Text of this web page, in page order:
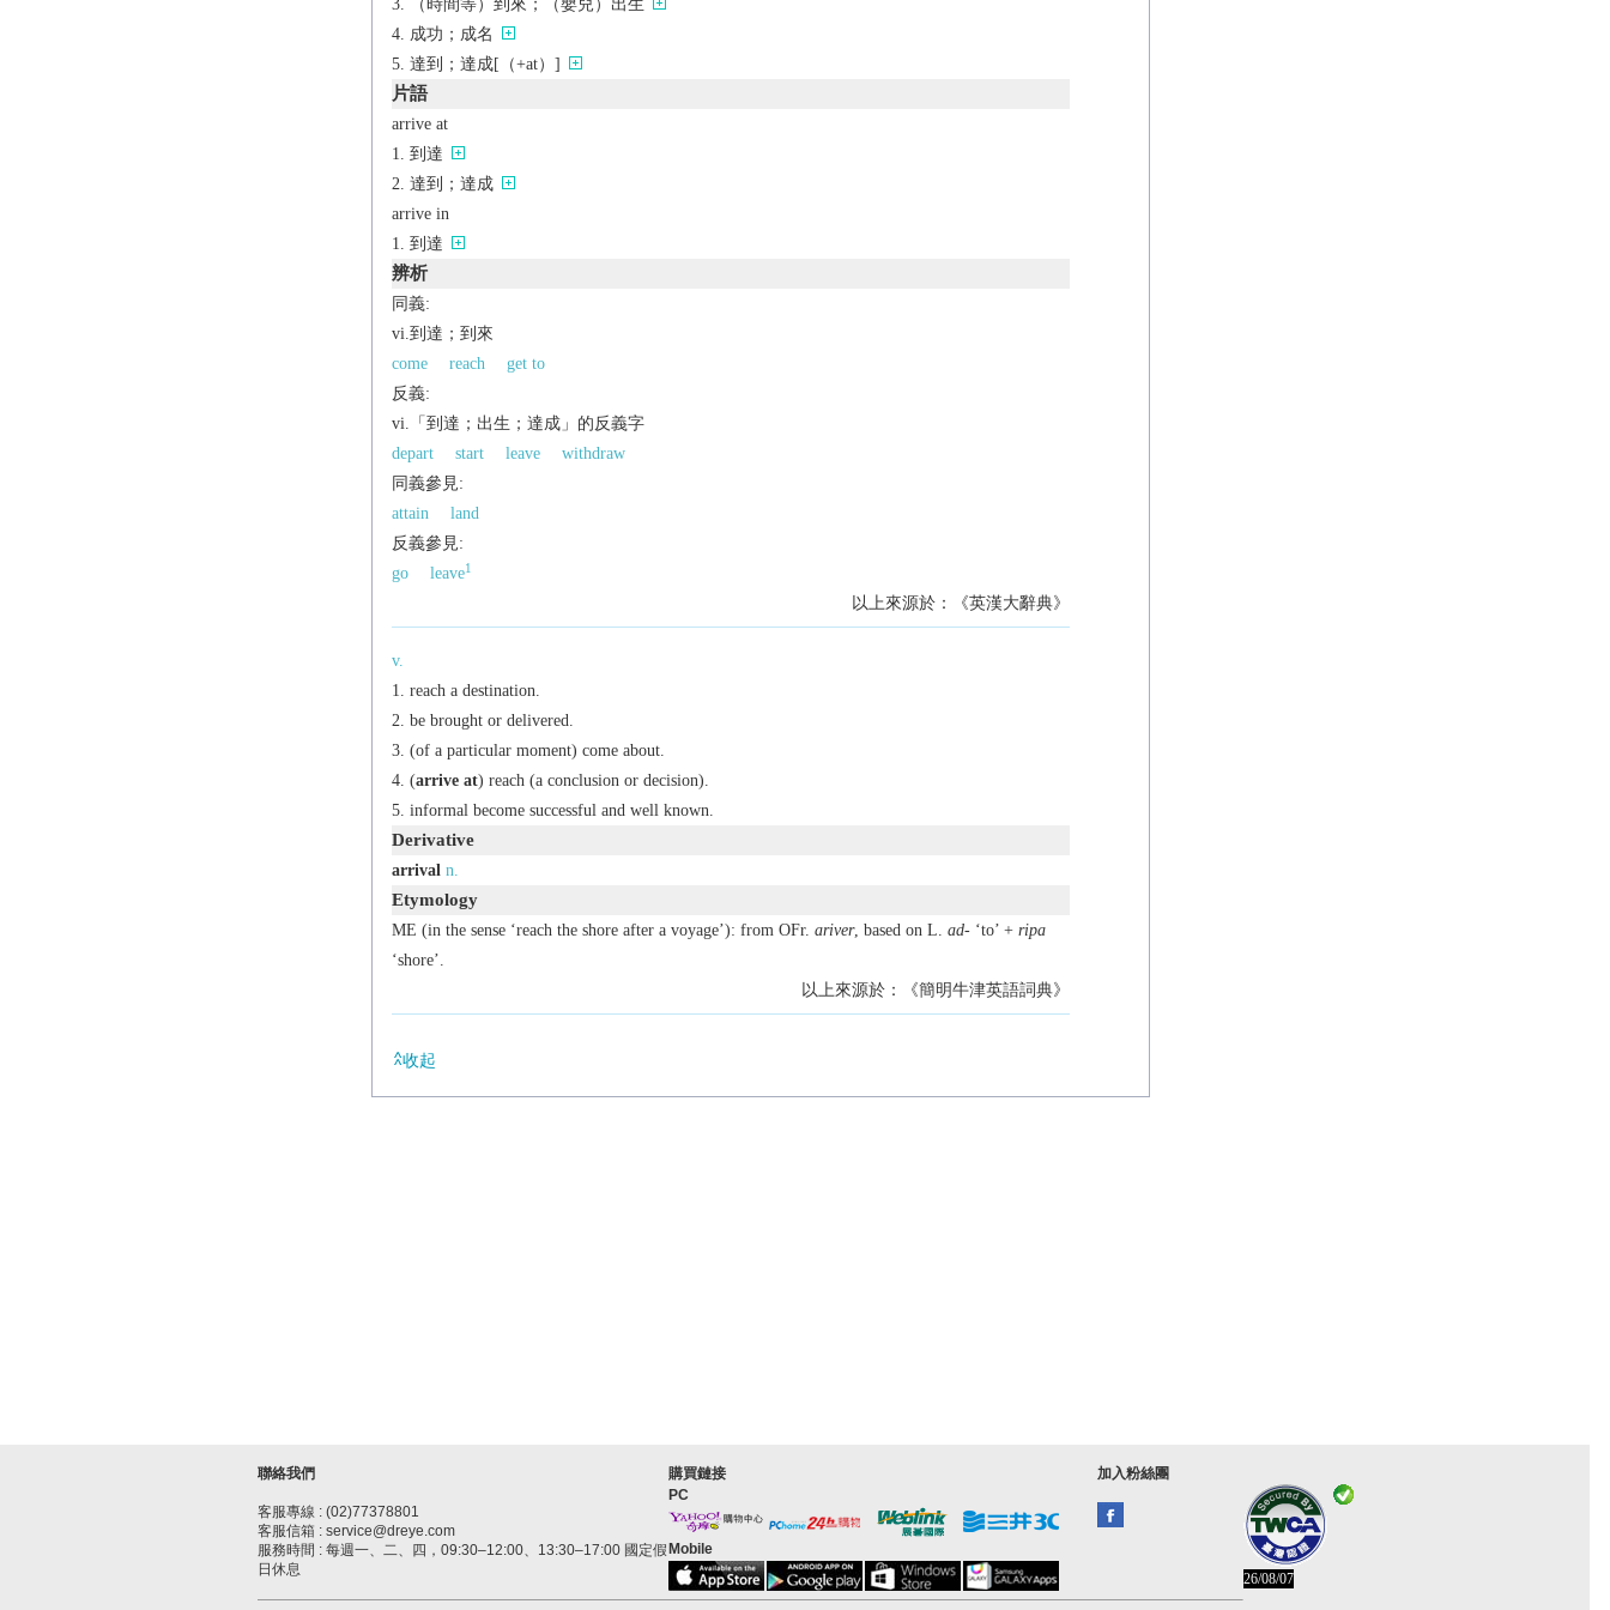
（時間等）到來；（嬰兒）出生
成功；成名
達到；達成[（+at）]
片語
arrive at
到達
達到；達成
arrive in
到達
辨析
同義:
vi.到達；到來
come
reach
get to
反義:
vi.「到達；出生；達成」的反義字
depart
start leave
withdraw
同義參見:
attain
land
反義參見:
go
leave1
以上來源於：《英漢大辭典》
v.
reach a destination.
be brought or delivered.
(of a particular moment) come about.
(arrive at) reach (a conclusion or decision).
informal become successful and well known.
Derivative
arrival n.
Etymology
ME (in the sense ‘reach the shore after a voyage’): from OFr. ariver, based on L. ad-‘to’ + ripa
‘shore’.
以上來源於：《簡明牛津英語詞典》
收起
聯絡我們
客服專線 : (02)77378801
客服信箱 : service@dreye.com
服務時間 : 每週一、二、四，09:30–12:00、13:30–17:00 國定假
日休息
購買鏈接
PC
Mobile
加入粉絲團
26/08/07